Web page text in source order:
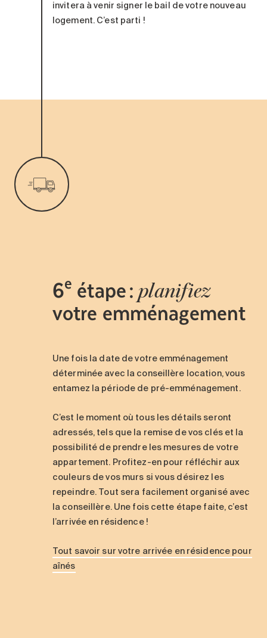
invitera à venir signer le bail de votre nouveau
logement. C’est parti !
6e étape :planifiez
votre emménagement
Une fois la date de votre emménagement
déterminée avec la conseillère location, vous
entamez la période de pré-emménagement.
C’est le moment où tous les détails seront
adressés, tels que la remise de vos clés et la
possibilité de prendre les mesures de votre
appartement. Profitez-en pour réfléchir aux
couleurs de vos murs si vous désirez les
repeindre. Tout sera facilement organisé avec
la conseillère. Une fois cette étape faite, c’est
l’arrivée en résidence !
Tout savoir sur votre arrivée en résidence pour
aînés